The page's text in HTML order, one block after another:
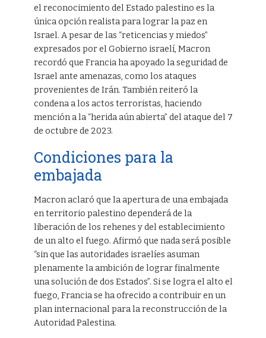
el reconocimiento del Estado palestino es la
única opción realista para lograr la paz en
Israel. A pesar de las “reticencias y miedos”
expresados por el Gobierno israelí, Macron
recordó que Francia ha apoyado la seguridad de
Israel ante amenazas, como los ataques
provenientes de Irán. También reiteró la
condena a los actos terroristas, haciendo
mención a la “herida aún abierta” del ataque del 7
de octubre de 2023.
Condiciones para la
embajada
Macron aclaró que la apertura de una embajada
en territorio palestino dependerá de la
liberación de los rehenes y del establecimiento
de un alto el fuego. Afirmó que nada será posible
“sin que las autoridades israelíes asuman
plenamente la ambición de lograr finalmente
una solución de dos Estados”. Si se logra el alto el
fuego, Francia se ha ofrecido a contribuir en un
plan internacional para la reconstrucción de la
Autoridad Palestina.